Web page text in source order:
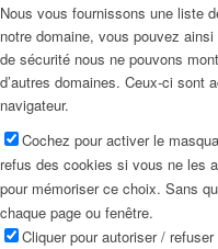
Nous vous fournissons une liste
notre domaine, vous pouvez
de sécurité nous ne pouvons
d’autres domaines. Ceux-ci sont
navigateur.
Cochez pour activer le
refus des cookies si vous ne les
pour mémoriser ce choix. Sans
chaque page ou fenêtre.
Cliquer pour autoriser /